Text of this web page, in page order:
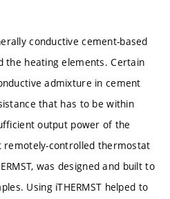
conductive cement-based
the heating elements. Certain
admixture in cement
that has to be within
output power of the
remotely-controlled thermostat
was designed and built to
Using iTHERMST helped to